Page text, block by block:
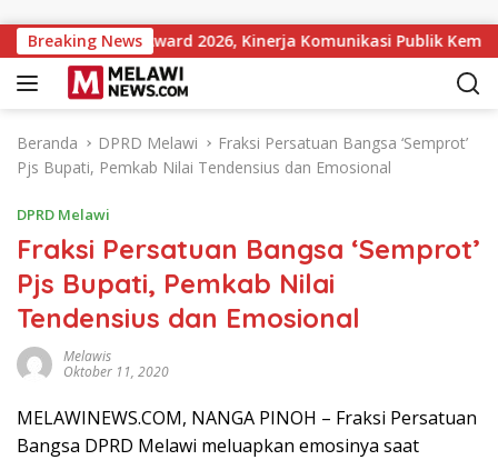
Breaking News
Award 2026, Kinerja Komunikasi Publik Kementerian
Beranda DPRD Melawi
Fraksi Persatuan Bangsa ‘Semprot’
Pjs Bupati, Pemkab Nilai Tendensius dan Emosional
DPRD Melawi
Fraksi Persatuan Bangsa ‘Semprot’
Pjs Bupati, Pemkab Nilai
Tendensius dan Emosional
Melawis
Oktober 11, 2020
MELAWINEWS.COM, NANGA PINOH – Fraksi Persatuan
Bangsa DPRD Melawi meluapkan emosinya saat